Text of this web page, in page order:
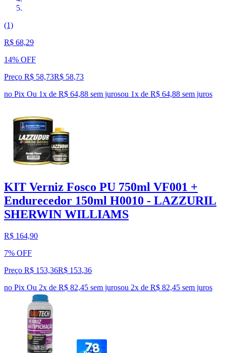
(1)
R$ 68,29
14% OFF
Preço R$ 58,73R$ 58,73
no Pix Ou 1x de R$ 64,88 sem jurosou 1x de R$ 64,88 sem juros
KIT Verniz Fosco PU 750ml VF001 +
Endurecedor 150ml H0010 - LAZZURIL
SHERWIN WILLIAMS
R$ 164,90
7% OFF
Preço R$ 153,36R$ 153,36
no Pix Ou 2x de R$ 82,45 sem jurosou 2x de R$ 82,45 sem juros